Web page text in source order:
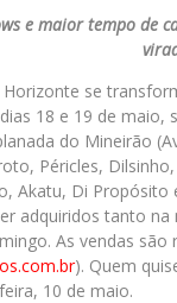
e maior tempo de
se
18 e 19 de maio,
do Mineirão
Péricles,
Akatu, Di Propósito
adquiridos tanto
As vendas
). Quem
10 de maio.